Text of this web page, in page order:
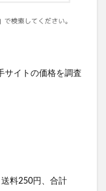
サイトの価格を調査
料250円、合計